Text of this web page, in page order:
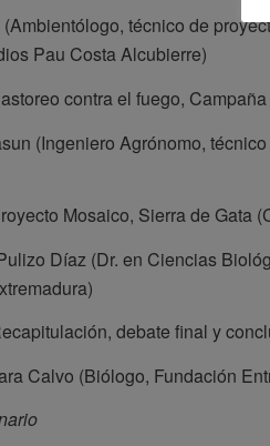
técnico de
Pau Costa Alcubierre)
contra el fuego,
(Ingeniero Agrónomo,
Mosaico, Sierra de Gata
Díaz (Dr. en Ciencias
debate final y
Calvo (Biólogo, Fundación